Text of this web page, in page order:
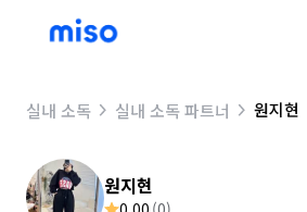
실내 소독 실내 소독 파트너 원지현
원지현